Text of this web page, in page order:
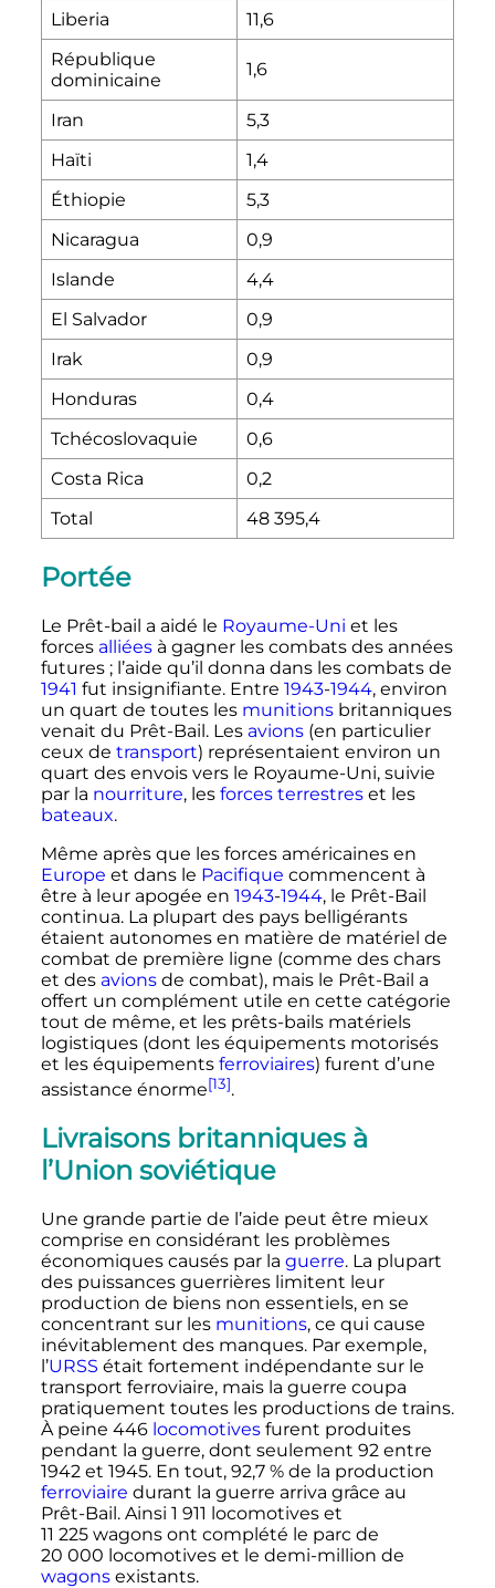
Liberia
11,6
République
dominicaine
1,6
Iran
5,3
Haïti
1,4
Éthiopie
5,3
Nicaragua
0,9
Islande
4,4
El Salvador
0,9
Irak
0,9
Honduras
0,4
Tchécoslovaquie
0,6
Costa Rica
0,2
Total
48 395,4
Portée
Le Prêt-bail a aidé le Royaume-Uni et les
forces alliéesà gagner les combats des années
futures ; l’aide qu’il donna dans les combats de
1941 fut insignifiante. Entre 1943-1944, environ
un quart de toutes les munitionsbritanniques
venait du Prêt-Bail. Les avions(en particulier
ceux de transport) représentaient environ un
quart des envois vers le Royaume-Uni, suivie
par la nourriture, les forces terrestreset les
bateaux.
Même après que les forces américaines en
Europe et dans le Pacifique commencent à
être à leur apogée en 1943-1944, le Prêt-Bail
continua. La plupart des pays belligérants
étaient autonomes en matière de matériel de
combat de première ligne (comme des chars
et des avionsde combat), mais le Prêt-Bail a
offert un complément utile en cette catégorie
tout de même, et les prêts-bails matériels
logistiques (dont les équipements motorisés
et les équipements ferroviaires) furent d’une
assistance énorme[13].
Livraisons britanniques à
l’Union soviétique
Une grande partie de l’aide peut être mieux
comprise en considérant les problèmes
économiques causés par la guerre. La plupart
des puissances guerrières limitent leur
production de biens non essentiels, en se
concentrant sur les munitions, ce qui cause
inévitablement des manques. Par exemple,
l’URSS était fortement indépendante sur le
transport ferroviaire, mais la guerre coupa
pratiquement toutes les productions de trains.
À peine 446 locomotivesfurent produites
pendant la guerre, dont seulement 92 entre
1942 et 1945. En tout, 92,7 % de la production
ferroviaire durant la guerre arriva grâce au
Prêt-Bail. Ainsi 1 911 locomotiveset
11 225 wagonsont complété le parc de
20 000 locomotiveset le demi-million de
wagonsexistants.